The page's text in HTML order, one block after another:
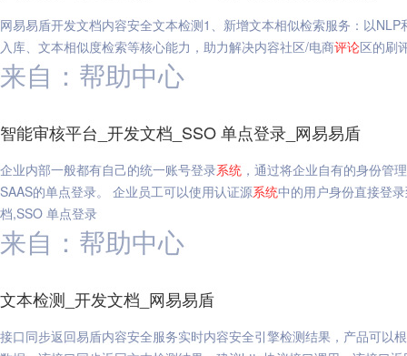
网易易盾开发文档内容安全文本检测1、新增文本相似检索服务：以
入库、文本相似度检索等核心能力，助力解决内容社区/电商评论区的刷
来自：帮助中心
智能审核平台_开发文档_SSO 单点登录_网易易盾
企业内部一般都有自己的统一账号登录系统 ，通过将企业自有的身份管理
SAAS的单点登录。 企业员工可以使用认证源系统中的用户身份直接登
档,SSO 单点登录
来自：帮助中心
文本检测_开发文档_网易易盾
接口同步返回易盾内容安全服务实时内容安全引擎检测结果，产品可以